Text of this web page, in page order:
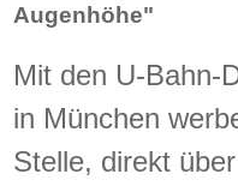
Augenhöhe"
Mit den U-Bahn-
in München
Stelle, direkt